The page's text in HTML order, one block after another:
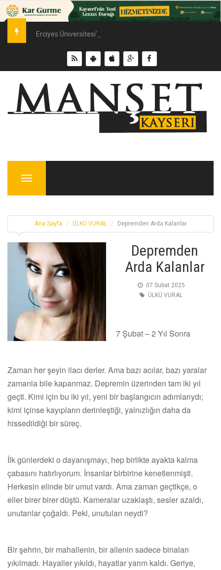
Erciyes Üniversitesi’nde Sürdürülebilir Enerji Hamlesi
Menu
Ana Sayfa ÜLKÜ VURAL Depremden Arda Kalanlar
Depremden
Arda Kalanlar
07 Subat 2025
ÜLKÜ VURAL
7 Şubat – 2 Yıl Sonra
Zaman her şeyin ilacı derler. Ama bazı acılar, bazı yaralar
zamanla bile kapanmaz. Depremin üzerinden tam iki yıl
geçti. Kimi için bu iki yıl, yeni bir başlangıcın adımlarıydı;
kimi içinse kayıpların derinleştiği, yalnızlığın daha da
hissedildiği bir süreç.
İlk günlerdeki o dayanışmayı, hep birlikte ayakta kalma
çabasını hatırlıyorum. İnsanlar birbirine kenetlenmişti.
Herkesin elinde bir umut vardı. Ama zaman geçtikçe, o
eller birer birer düştü. Kameralar uzaklaştı, sesler azaldı,
unutanlar çoğaldı. Peki, unutulan neydi?
Bir şehrin, bir mahallenin, bir ailenin sadece binaları
yıkılmadı. Hayaller yıkıldı, hayatlar yarım kaldı. Geriye,